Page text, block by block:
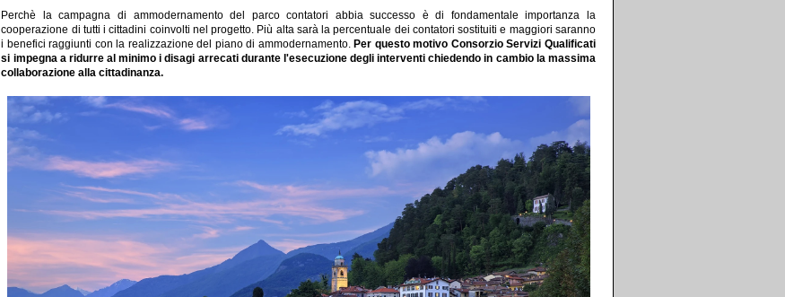
Perchè la campagna di ammodernamento del parco contatori abbia successo è di fondamentale importanza la
cooperazione di tutti i cittadini coinvolti nel progetto. Più alta sarà la percentuale dei contatori sostituiti e maggiori saranno
i benefici raggiunti con la realizzazione del piano di ammodernamento. Per questo motivo Consorzio Servizi Qualificati
si impegna a ridurre al minimo i disagi arrecati durante l'esecuzione degli interventi chiedendo in cambio la massima
collaborazione alla cittadinanza.